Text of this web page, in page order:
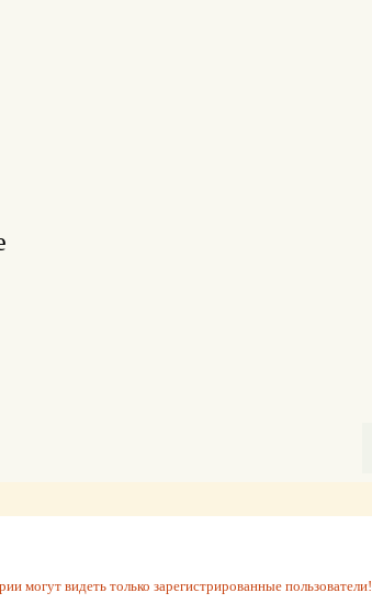
могут видеть только зарегистрированные пользователи!